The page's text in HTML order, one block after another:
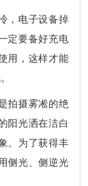
，电子设备掉
定要备好充电
用，这样才能
拍摄雾凇的绝
阳光洒在洁白
。为了获得丰
侧光、侧逆光